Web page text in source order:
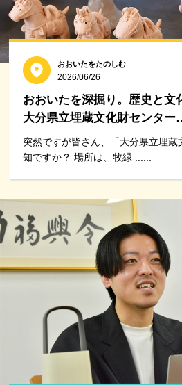
おおいたをたのしむ
2026/06/26
おおいたを深掘り。歴史と文
大分県立埋蔵文化財センター
突然ですが皆さん、「大分県立埋
知ですか？ 場所は、牧緑 ......